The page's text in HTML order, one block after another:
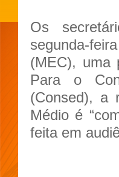
Os
segunda-
(MEC), uma
Para o
(Consed), a
Médio é
feita em